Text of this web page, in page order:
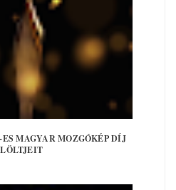
MAGYAR MOZGÓKÉP DÍJ